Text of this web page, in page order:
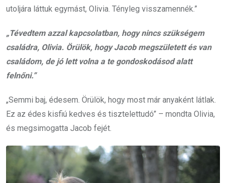
utoljára láttuk egymást, Olivia. Tényleg visszamennék.”
„Tévedtem azzal kapcsolatban, hogy nincs szükségem
családra, Olivia. Örülök, hogy Jacob megszületett és van
családom, de jó lett volna a te gondoskodásod alatt
felnőni.”
„Semmi baj, édesem. Örülök, hogy most már anyaként látlak.
Ez az édes kisfiú kedves és tisztelettudó” – mondta Olivia,
és megsimogatta Jacob fejét.